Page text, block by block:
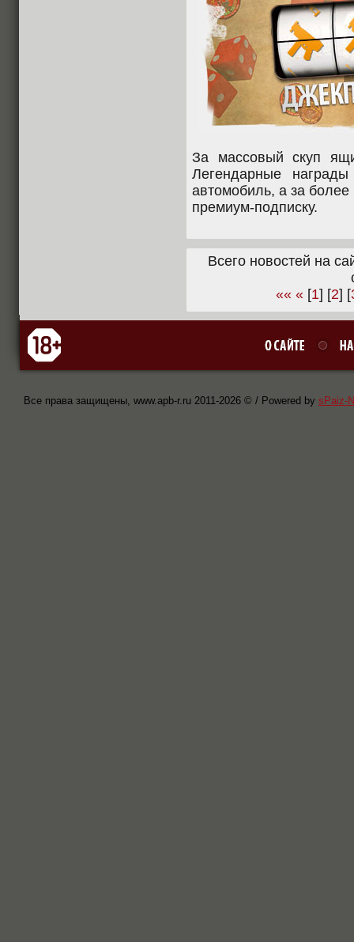
За массовый скуп
Легендарные
автомобиль, а за
премиум-подписку.
Всего новостей на
«« « [1] [2] [
Все права защищены, www.apb-r.ru 2011-2026 © / Powered by sPaiz-